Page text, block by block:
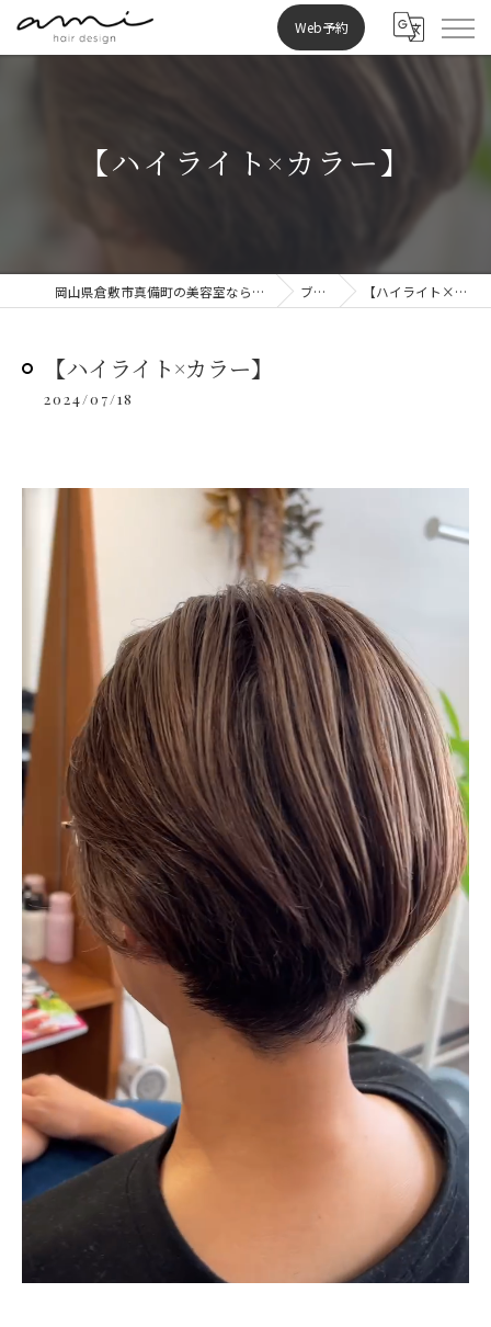
Web予約
【ハイライト×カラー】
岡山県倉敷市真備町の美容室ならami hair design ブログ 【ハイライト×カラー】
【ハイライト×カラー】
2024/07/18